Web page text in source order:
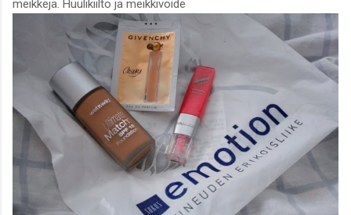
meikkejä. Huulikiilto ja meikkivoide